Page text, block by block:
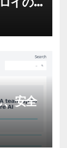
ォー
安を
安全